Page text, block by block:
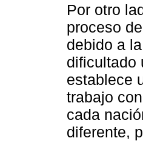
Por otro
proceso
debido a
dificultado
establece
trabajo
cada
diferente,